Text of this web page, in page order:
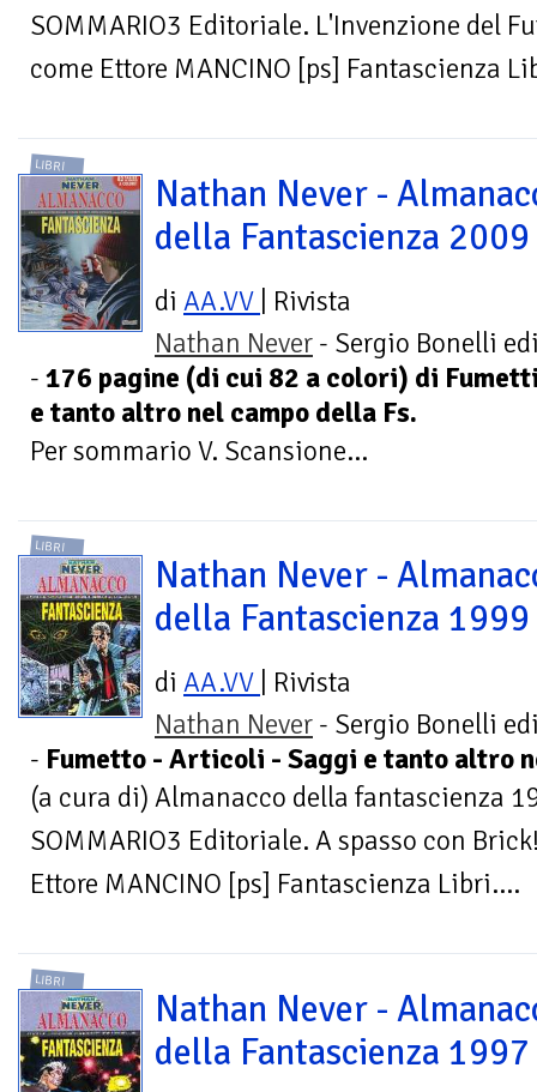
SOMMARIO3 Editoriale. L'Invenzione del
come Ettore MANCINO [ps] Fantascienza
LIBRI
Nathan Never -
della Fantascienza 2009
di AA.VV
| Rivista
Nathan Never - Sergio Bonelli
- 176 pagine (di cui 82 a colori) di
e tanto altro nel campo della Fs.
Per sommario V. Scansione...
LIBRI
Nathan Never -
della Fantascienza 1999
di AA.VV
| Rivista
Nathan Never - Sergio Bonelli
- Fumetto - Articoli - Saggi e tanto altro
(a cura di) Almanacco della fantascienza
SOMMARIO3 Editoriale. A spasso con
Ettore MANCINO [ps] Fantascienza Libri....
LIBRI
Nathan Never -
della Fantascienza 1997